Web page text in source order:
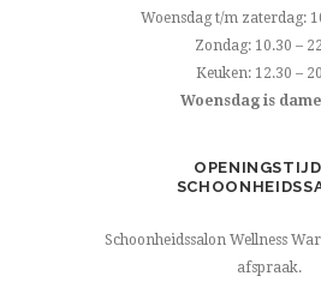
Woensdag t/m zaterdag:
Zondag: 10.30 –
Keuken: 12.30 –
Woensdag is
Schoonheidssalon Wellness
afspraak.